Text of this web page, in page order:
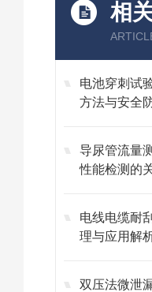
相
电池穿刺试
方法与安全
导尿管流量
性能检测的
电线电缆耐
理与应用解
双压法微泄